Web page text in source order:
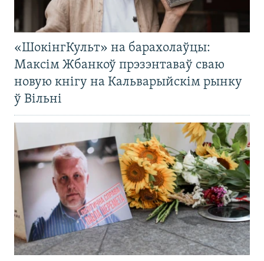
«ШокінгКульт» на барахолаўцы:
Максім Жбанкоў прэзэнтаваў сваю
новую кнігу на Кальварыйскім рынку
ў Вільні